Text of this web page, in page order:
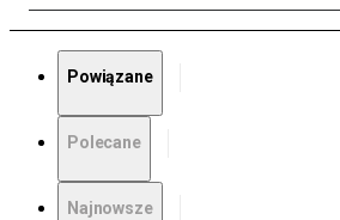
Powiązane
Polecane
Najnowsze